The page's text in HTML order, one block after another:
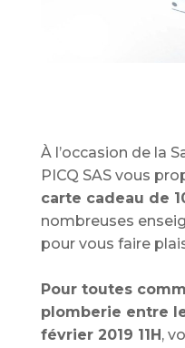
À l’occasion de la
PICQ SAS vous
carte cadeau de
nombreuses
pour vous faire
Pour toutes
plomberie entre
février 2019 11H ,